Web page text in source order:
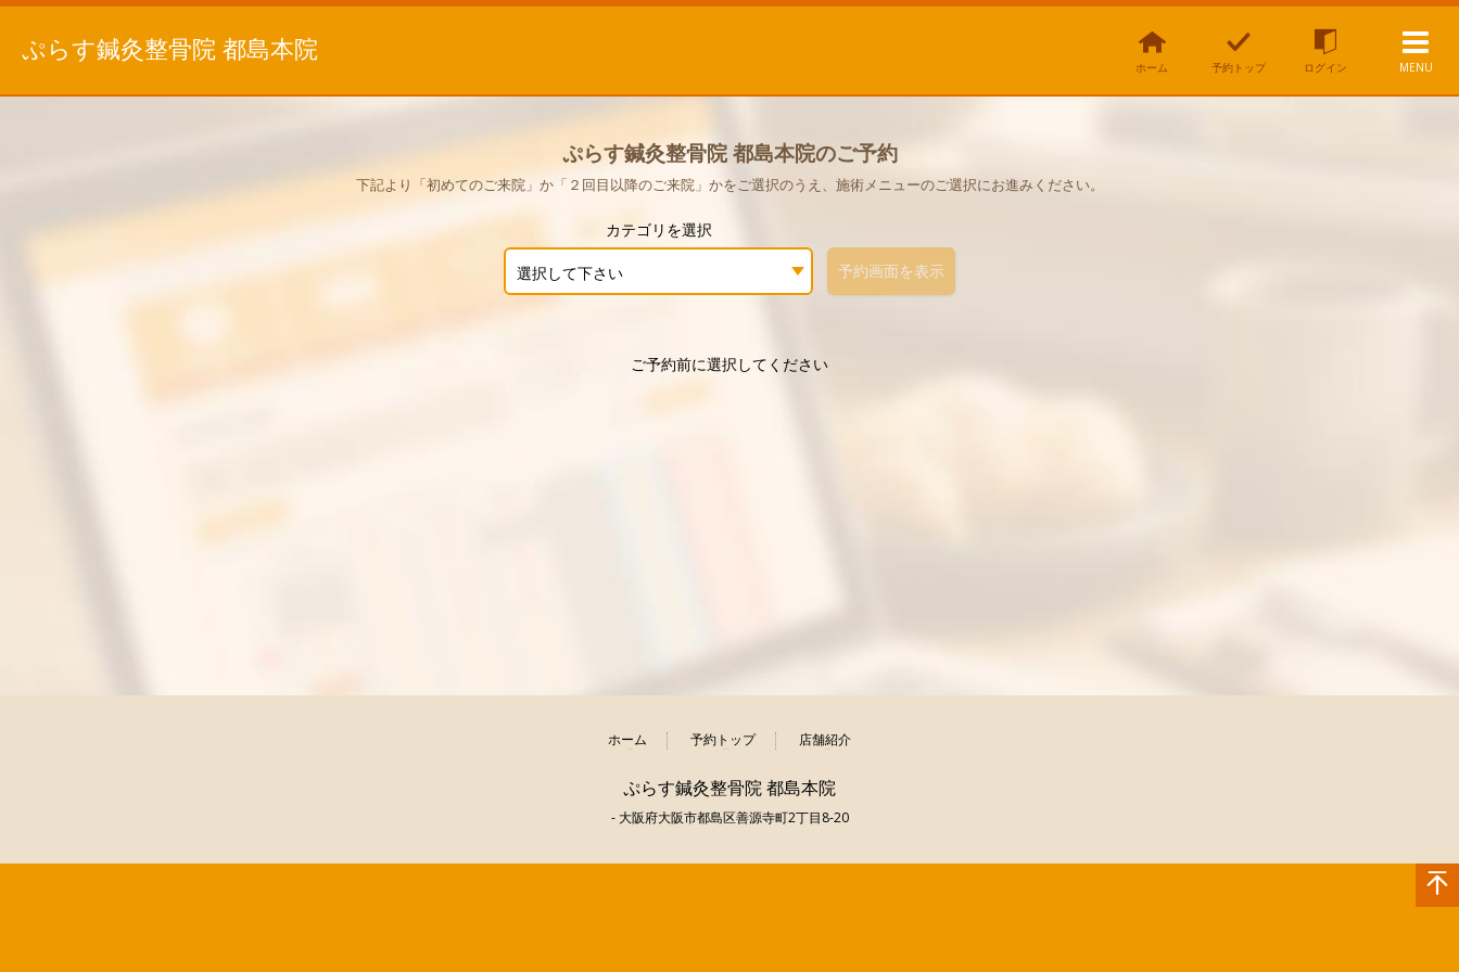
ぷらす鍼灸整骨院 都島本院
ホーム 予約トップ ログイン MENU
ぷらす鍼灸整骨院 都島本院のご予約
下記より「初めてのご来院」か「２回目以降のご来院」かをご選択のうえ、施術メニューのご選択にお進みください。
カテゴリを選択
選択して下さい 予約画面を表示
ご予約前に選択してください
ホーム 予約トップ 店舗紹介
ぷらす鍼灸整骨院 都島本院
- 大阪府大阪市都島区善源寺町2丁目8-20